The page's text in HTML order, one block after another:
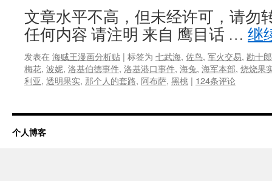
文章水平不高，但未经许可，请勿
任何内容 请注明 来自 鹰目话 … 继
发表在 海贼王漫画分析贴 | 标签为 七武海, 佐鸟, 军火交易, 勘十郎
梅花, 波妮, 洛基伯德事件, 洛基港口事件, 海兔, 海军本部, 烧烧果
利亚, 透明果实, 那个人的套路, 阿布萨, 黑桃 | 124条评论
个人博客